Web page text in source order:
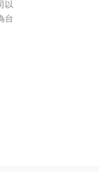
以
台